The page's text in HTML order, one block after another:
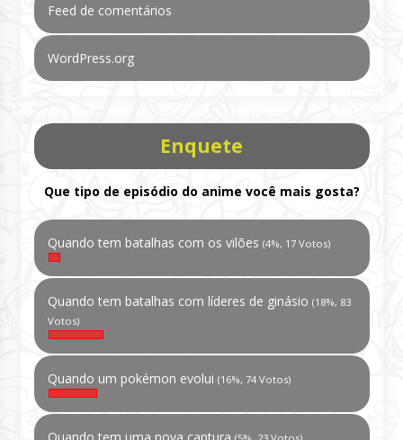
Feed de comentários
WordPress.org
Enquete
Que tipo de episódio do anime você mais gosta?
Quando tem batalhas com os vilões (4%, 17 Votos)
Quando tem batalhas com líderes de ginásio (18%, 83
Votos)
Quando um pokémon evolui (16%, 74 Votos)